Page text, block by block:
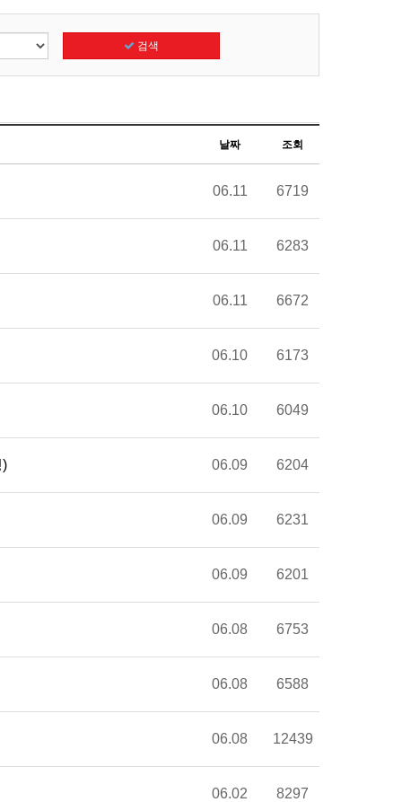
검색
날짜 조회
06.11 6719
06.11 6283
06.11 6672
06.10 6173
06.10 6049
) 06.09 6204
06.09 6231
06.09 6201
06.08 6753
06.08 6588
06.08 12439
06.02 8297